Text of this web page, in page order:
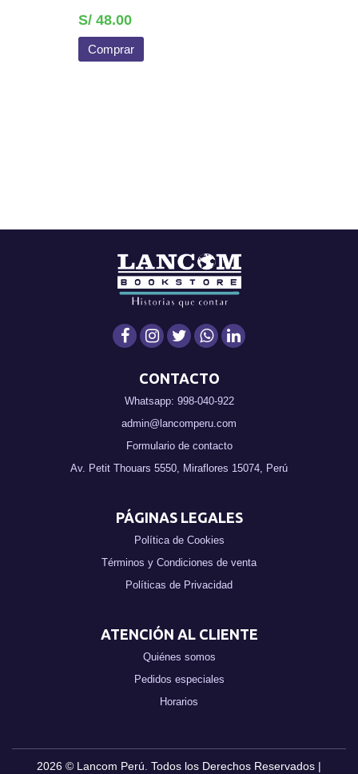
S/ 48.00
Comprar
CONTACTO
Whatsapp: 998-040-922
admin@lancomperu.com
Formulario de contacto
Av. Petit Thouars 5550, Miraflores 15074, Perú
PÁGINAS LEGALES
Política de Cookies
Términos y Condiciones de venta
Políticas de Privacidad
ATENCIÓN AL CLIENTE
Quiénes somos
Pedidos especiales
Horarios
2026 © Lancom Perú . Todos los Derechos Reservados |